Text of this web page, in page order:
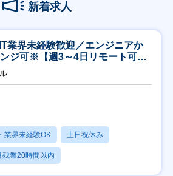
新着求人
業界未経験歓迎／エンジニアか
ジ可※【週3～4日リモート可
業界未経験OK 土日祝休み
残業20時間以内